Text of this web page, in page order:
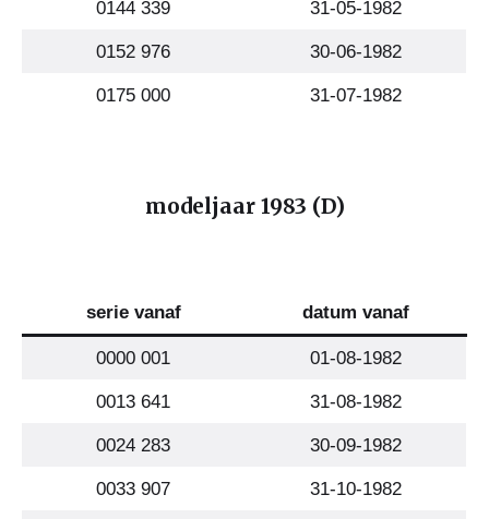
0144 339 31-05-1982
0152 976 30-06-1982
0175 000 31-07-1982
modeljaar 1983 (D)
serie vanaf datum vanaf
0000 001 01-08-1982
0013 641 31-08-1982
0024 283 30-09-1982
0033 907 31-10-1982